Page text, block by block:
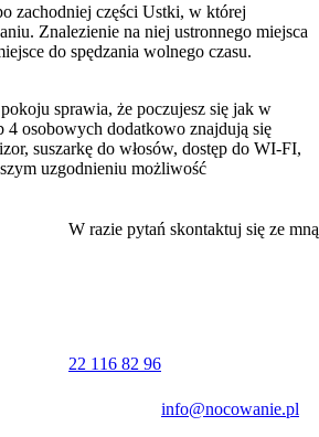
zachodniej części Ustki, w której
Znalezienie na niej ustronnego miejsca
do spędzania wolnego czasu.
sprawia, że poczujesz się jak w
osobowych dodatkowo znajdują się
suszarkę do włosów, dostęp do WI-FI,
uzgodnieniu możliwość
relaksowi. Dodatkowo dla komfortu
aby wpadało do nich jak najwięcej
mikrofalówkę, garnki,
W razie pytań skontaktuj się ze mną
22 116 82 96
info@nocowanie.pl